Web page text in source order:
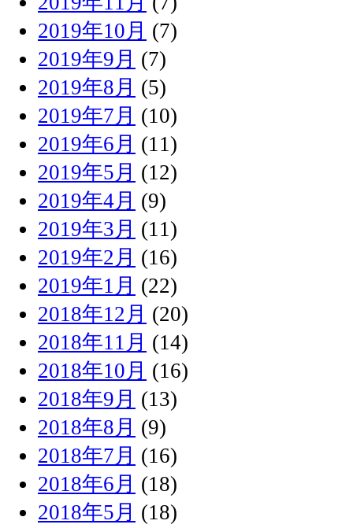
2019年10月 (7)
2019年9月 (7)
2019年8月 (5)
2019年7月 (10)
2019年6月 (11)
2019年5月 (12)
2019年4月 (9)
2019年3月 (11)
2019年2月 (16)
2019年1月 (22)
2018年12月 (20)
2018年11月 (14)
2018年10月 (16)
2018年9月 (13)
2018年8月 (9)
2018年7月 (16)
2018年6月 (18)
2018年5月 (18)